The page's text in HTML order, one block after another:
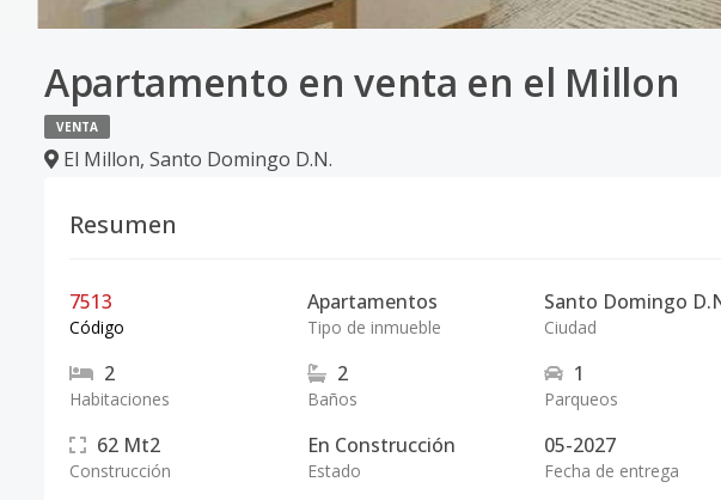
Apartamento en venta en el Millon
VENTA
El Millon, Santo Domingo D.N.
Resumen
7513
Código
Apartamentos
Tipo de inmueble
Santo Domingo
Ciudad
2
Habitaciones
2
Baños
1
Parqueos
62 Mt2
Construcción
En Construcción
Estado
05-2027
Fecha de entrega